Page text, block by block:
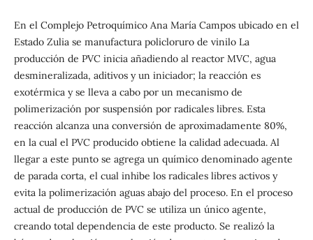
En el Complejo Petroquímico Ana María Campos ubicado en el
Estado Zulia se manufactura policloruro de vinilo La
producción de PVC inicia añadiendo al reactor MVC, agua
desmineralizada, aditivos y un iniciador; la reacción es
exotérmica y se lleva a cabo por un mecanismo de
polimerización por suspensión por radicales libres. Esta
reacción alcanza una conversión de aproximadamente 80%,
en la cual el PVC producido obtiene la calidad adecuada. Al
llegar a este punto se agrega un químico denominado agente
de parada corta, el cual inhibe los radicales libres activos y
evita la polimerización aguas abajo del proceso. En el proceso
actual de producción de PVC se utiliza un único agente,
creando total dependencia de este producto. Se realizó la